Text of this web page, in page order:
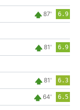
87' 6.9
81' 6.9
81' 6.3
64' 6.5